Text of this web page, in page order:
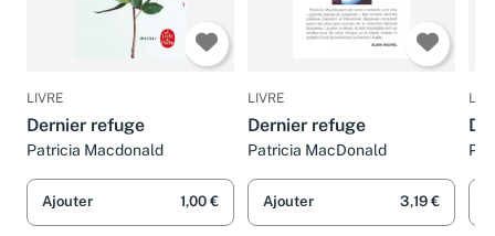
LIVRE
Dernier refuge
Patricia Macdonald
Ajouter 1,00 €
LIVRE
Dernier refuge
Patricia MacDonald
Ajouter 3,19 €